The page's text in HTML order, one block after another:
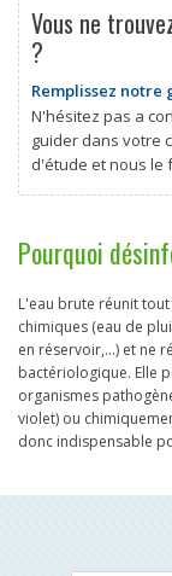
Vous ne
?
Remplissez notre
N'hésitez pas a
guider dans votre
d'étude et nous le
Pourquoi
L'eau brute réunit
chimiques (eau de
en réservoir,...) et ne
bactériologique. Elle
organismes
violet) ou
donc indispensable